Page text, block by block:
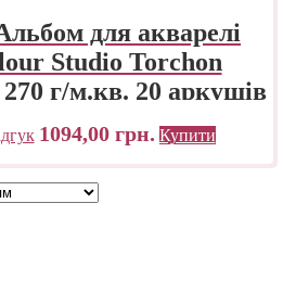
для акварелі
Studio Torchon
270 г/м.кв. 20 аркушів
Fabriano Італія
1094,00 грн. Купити